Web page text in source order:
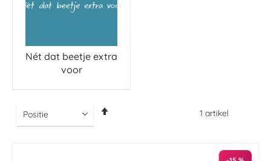
Nét dat beetje extra
voor
1 artikel